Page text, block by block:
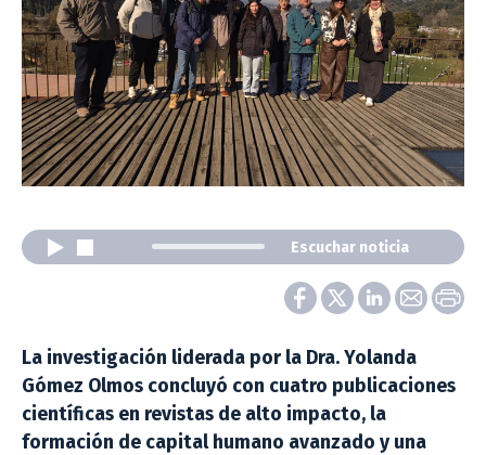
Escuchar noticia
La investigación liderada por la Dra. Yolanda
Gómez Olmos concluyó con cuatro publicaciones
científicas en revistas de alto impacto, la
formación de capital humano avanzado y una